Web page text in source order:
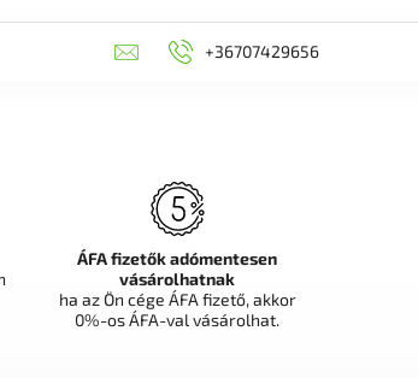
DEKORÁCIÓS FALPANEL, MŰNÖVÉNY FAL
+36707429656
ÁFA fizetők adómentesen
vásárolhatnak
ha az Ön cége ÁFA fizető, akkor
0%-os ÁFA-val vásárolhat.